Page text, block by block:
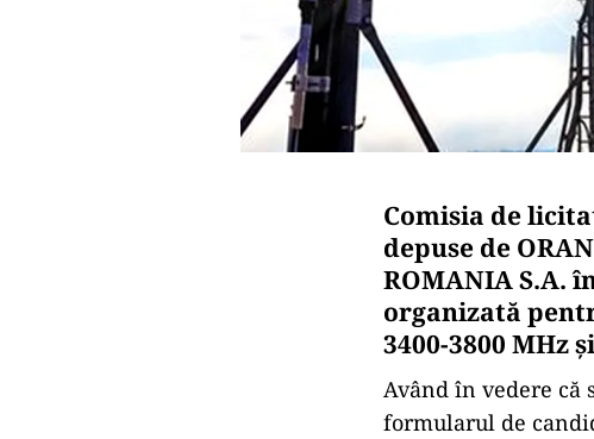
Comisia de
depuse de
ROMANIA S.A.
organizată
3400-3800 MHz
Având în vedere
formularul de